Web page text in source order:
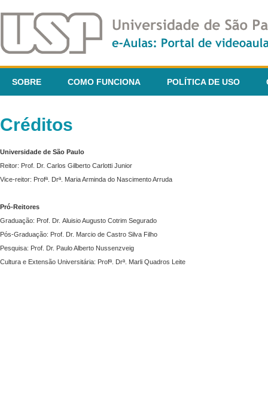
SOBRE COMO FUNCIONA POLÍTICA DE USO
Créditos
Universidade de São Paulo
Reitor: Prof. Dr. Carlos Gilberto Carlotti Junior
Vice-reitor: Profª. Drª. Maria Arminda do Nascimento Arruda
Pró-Reitores
Graduação: Prof. Dr. Aluisio Augusto Cotrim Segurado
Pós-Graduação: Prof. Dr. Marcio de Castro Silva Filho
Pesquisa: Prof. Dr. Paulo Alberto Nussenzveig
Cultura e Extensão Universitária: Profª. Drª. Marli Quadros Leite